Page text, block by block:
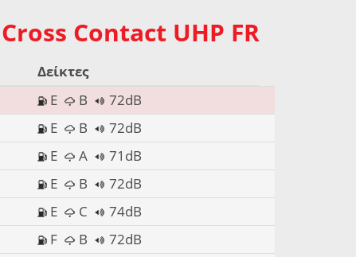
Contact UHP FR
Δείκτες
E B
72dB
E B
72dB
E A
71dB
E B
72dB
E C
74dB
F B
72dB